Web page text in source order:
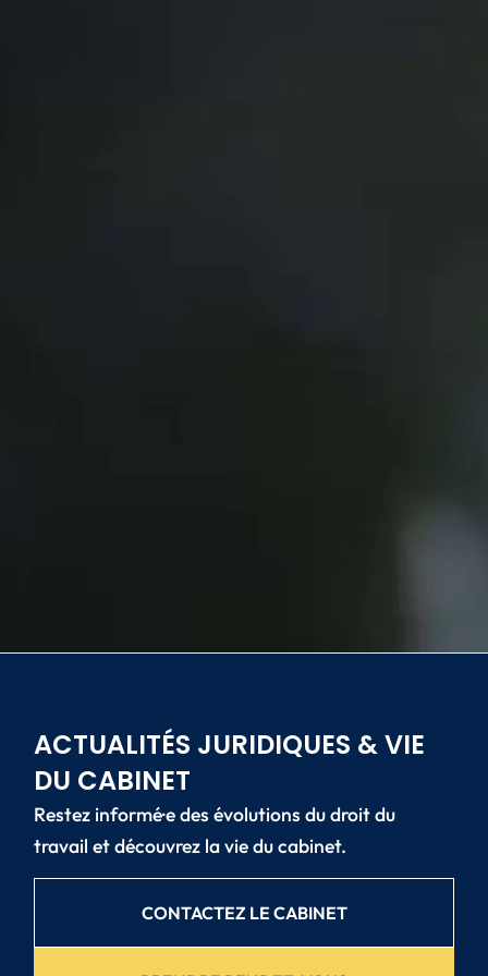
ACTUALITÉS JURIDIQUES & VIE
DU CABINET
Restez informé·e des évolutions du droit du
travail et découvrez la vie du cabinet.
CONTACTEZ LE CABINET